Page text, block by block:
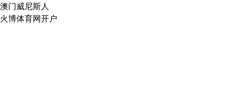
澳门威尼斯人
火博体育网开户